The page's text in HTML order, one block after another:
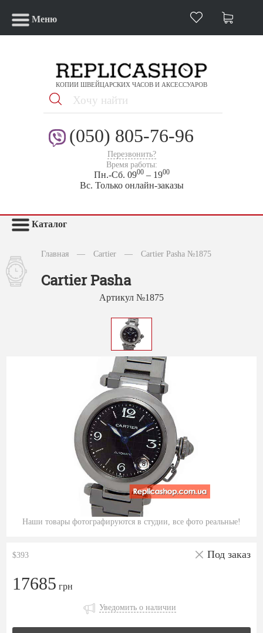
Меню
КОПИИ ШВЕЙЦАРСКИХ ЧАСОВ И АКСЕССУАРОВ
(050) 805-76-96
Перезвонить?
Время работы:
Пн.-Сб. 0900– 1900
Вс. Только онлайн-заказы
Каталог
Главная — Cartier — Cartier Pasha №1875
Cartier Pasha
Артикул №1875
Наши товары фотографируются в студии, все фото реальные!
$393 Под заказ
17685 грн
Уведомить о наличии